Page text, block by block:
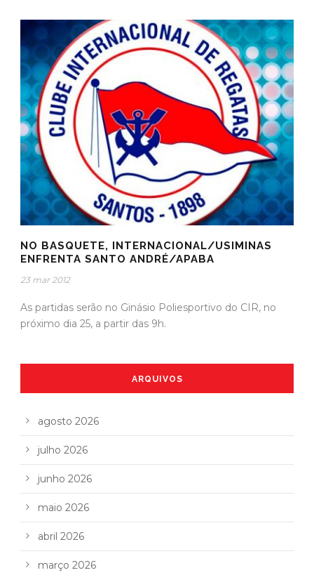
NO BASQUETE, INTERNACIONAL/USIMINAS
ENFRENTA SANTO ANDRÉ/APABA
23 mar 2012
As partidas serão no Ginásio Poliesportivo do CIR, no
próximo dia 25, a partir das 9h.
ARQUIVOS
agosto 2026
julho 2026
junho 2026
maio 2026
abril 2026
março 2026